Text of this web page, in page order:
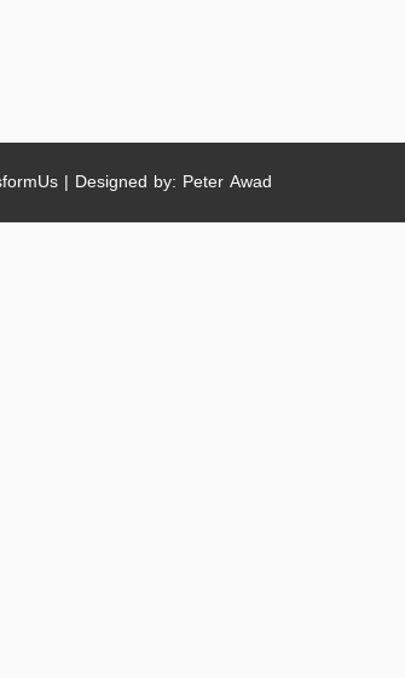
| Designed by: Peter Awad